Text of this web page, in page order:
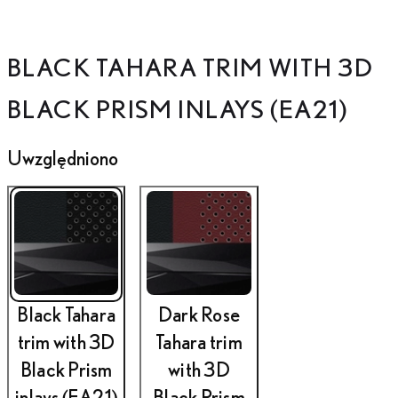
BLACK TAHARA TRIM WITH 3D
BLACK PRISM INLAYS (EA21)
Uwzględniono
Black Tahara
trim with 3D
Black Prism
Dark Rose
Tahara trim
with 3D